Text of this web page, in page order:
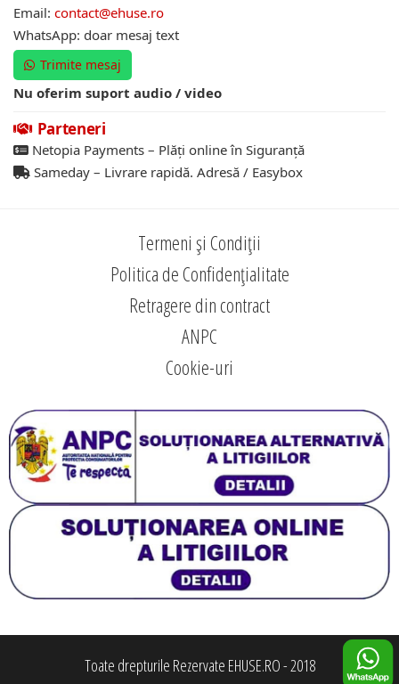
Email: contact@ehuse.ro
WhatsApp: doar mesaj text
Trimite mesaj
Nu oferim suport audio / video
Parteneri
Netopia Payments – Plăți online în Siguranță
Sameday – Livrare rapidă. Adresă / Easybox
Termeni și Condiții
Politica de Confidențialitate
Retragere din contract
ANPC
Cookie-uri
Toate drepturile Rezervate EHUSE.RO - 2018